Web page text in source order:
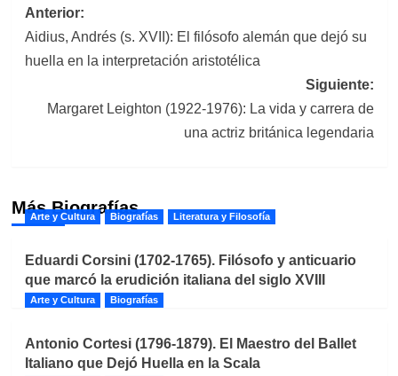
Navegación
de
Anterior:
Aidius, Andrés (s. XVII): El filósofo alemán que dejó su
huella en la interpretación aristotélica
Siguiente:
Margaret Leighton (1922-1976): La vida y carrera de
una actriz británica legendaria
Más Biografías
Arte y Cultura Biografías Literatura y Filosofía
Eduardi Corsini (1702-1765). Filósofo y anticuario
que marcó la erudición italiana del siglo XVIII
Arte y Cultura Biografías
Antonio Cortesi (1796-1879). El Maestro del Ballet
Italiano que Dejó Huella en la Scala